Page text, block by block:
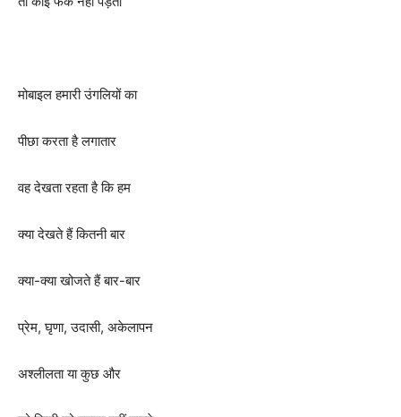
मोबाइल हमारी उंगलियों का
पीछा करता है लगातार
वह देखता रहता है कि हम
क्या देखते हैं कितनी बार
क्या-क्या खोजते हैं बार-बार
प्रेम, घृणा, उदासी, अकेलापन
अश्लीलता या कुछ और